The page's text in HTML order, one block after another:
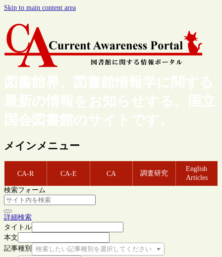
Skip to main content area
図書館界、図書館情報学に関する
最新の情報をお知らせする、国立
国会図書館のサイトです。
メインメニュー
CA-R CA-E CA 調査研究
English
Articles
検索フォーム
詳細検索
タイトル
本文
記事種別
検索したい記事種別を選択してください